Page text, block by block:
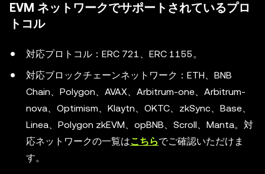
EVM ネットワークでサポートされているプロ
トコル
対応プロトコル：ERC 721、ERC 1155。
対応ブロックチェーンネットワーク：ETH、BNB
Chain、Polygon、AVAX、Arbitrum-one、Arbitrum-
nova、Optimism、Klaytn、OKTC、zkSync、Base、
Linea、Polygon zkEVM、opBNB、Scroll、Manta。対
応ネットワークの一覧はこちらでご確認いただけま
す。